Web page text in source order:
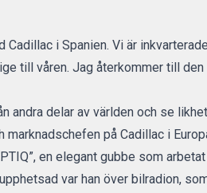
i Spanien. Vi är
till våren. Jag återkommer till
andra delar av världen och se
på Cadillac i
en elegant gubbe som
var han över bilradion,